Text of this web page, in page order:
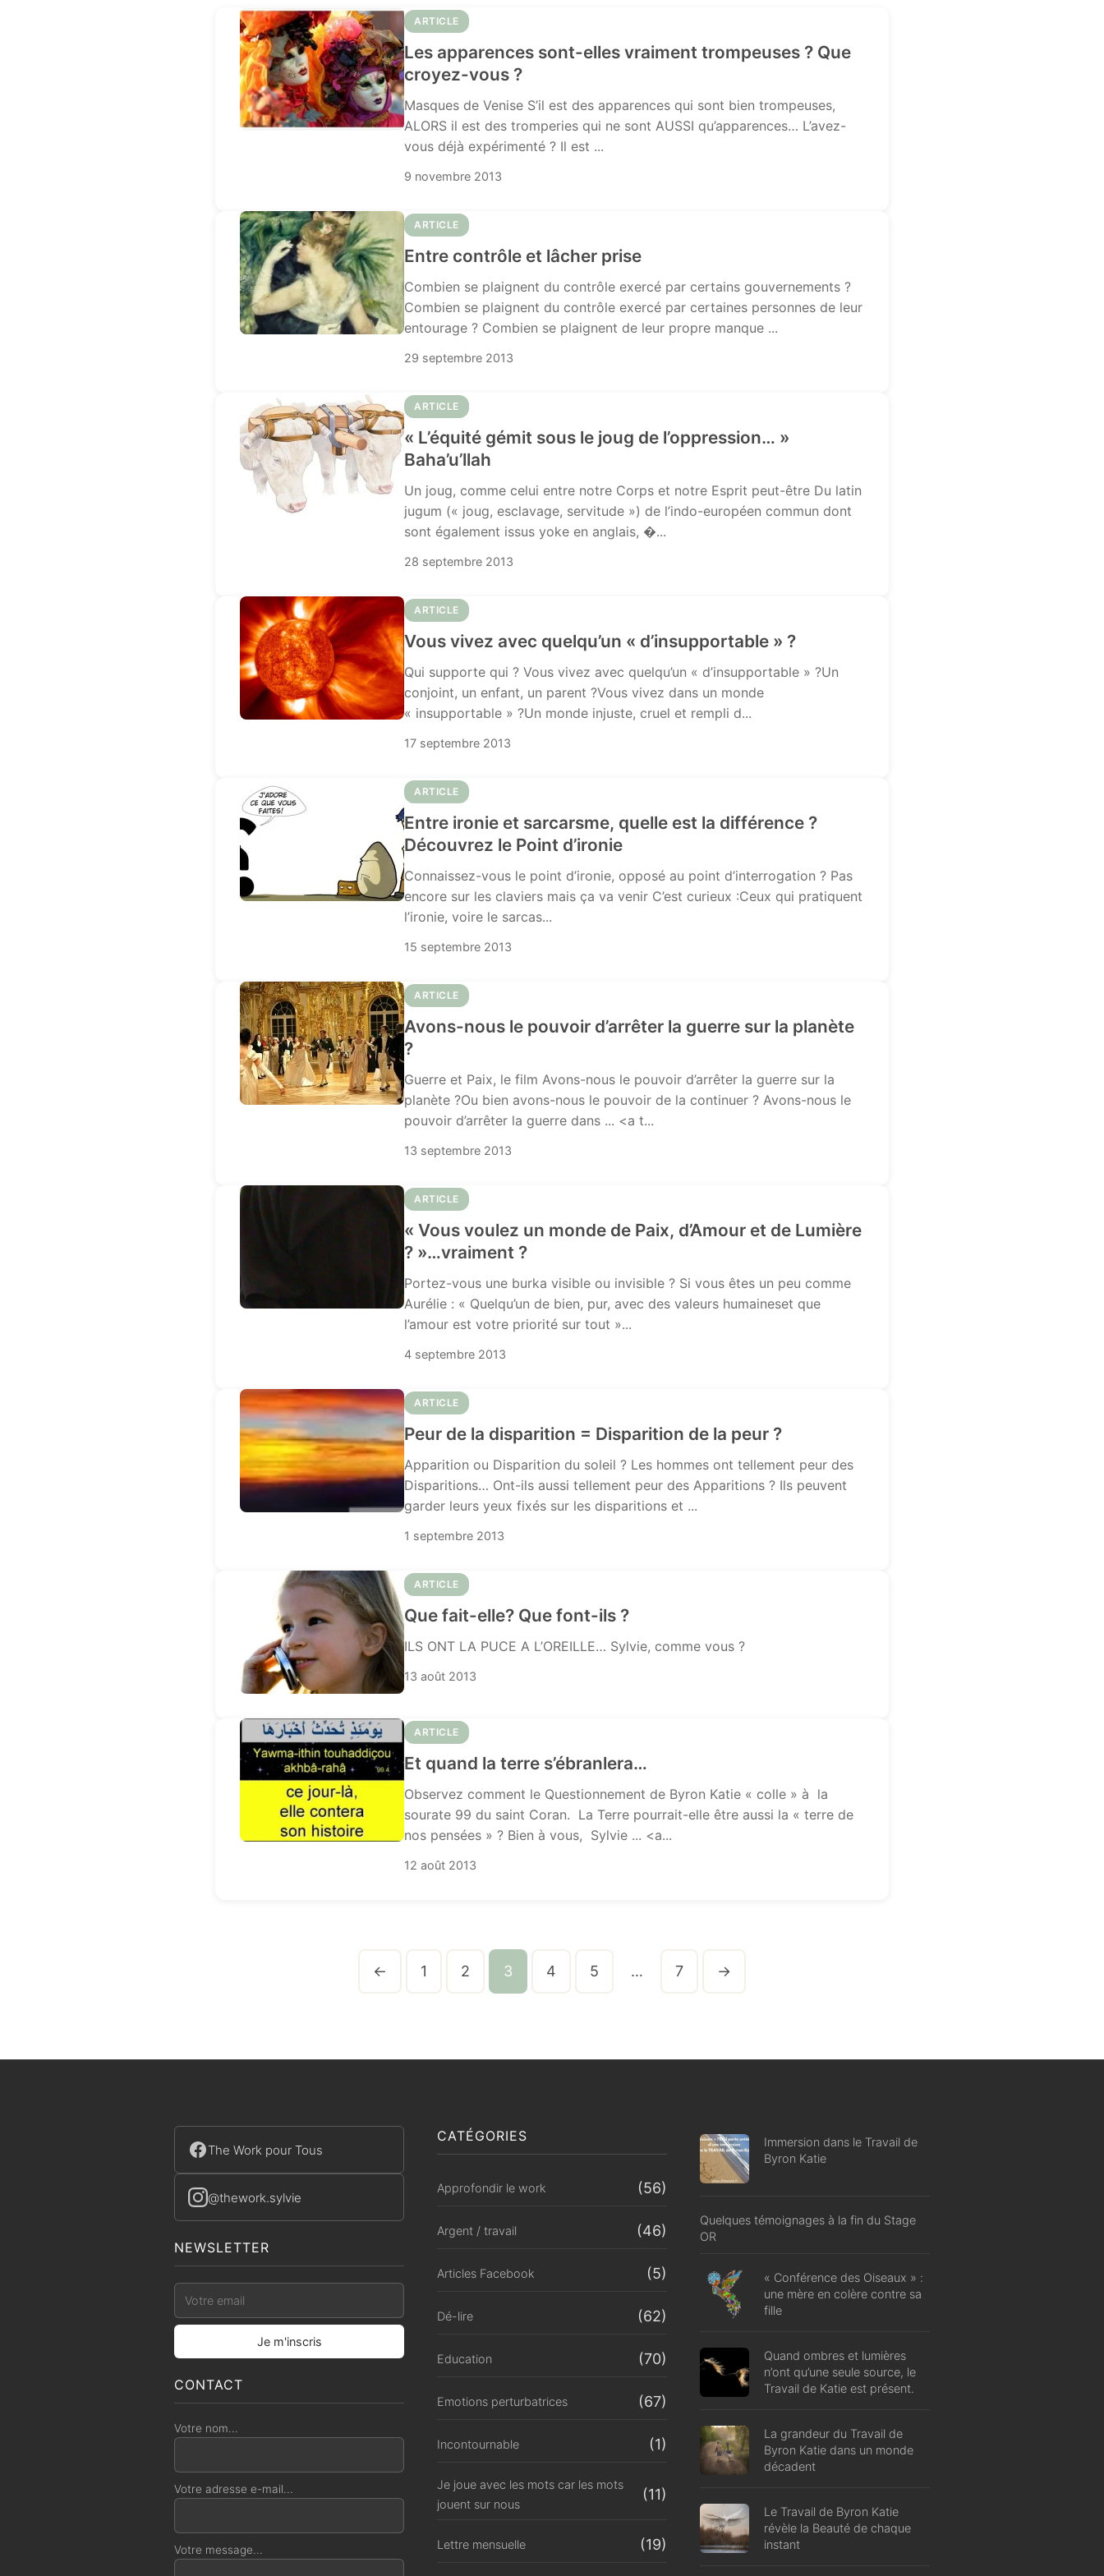
ARTICLE
Les apparences sont-elles vraiment trompeuses ? Que
croyez-vous ?
Masques de Venise S’il est des apparences qui sont bien trompeuses,
ALORS il est des tromperies qui ne sont AUSSI qu’apparences… L’avez-
vous déjà expérimenté ? Il est ...
9 novembre 2013
ARTICLE
Entre contrôle et lâcher prise
Combien se plaignent du contrôle exercé par certains gouvernements ?
Combien se plaignent du contrôle exercé par certaines personnes de leur
entourage ? Combien se plaignent de leur propre manque ...
29 septembre 2013
ARTICLE
« L’équité gémit sous le joug de l’oppression… »
Baha’u’llah
Un joug, comme celui entre notre Corps et notre Esprit peut-être Du latin
jugum (« joug, esclavage, servitude ») de l’indo-européen commun dont
sont également issus yoke en anglais, �...
28 septembre 2013
ARTICLE
Vous vivez avec quelqu’un « d’insupportable » ?
Qui supporte qui ? Vous vivez avec quelqu’un « d’insupportable » ?Un
conjoint, un enfant, un parent ?Vous vivez dans un monde
« insupportable » ?Un monde injuste, cruel et rempli d...
17 septembre 2013
ARTICLE
Entre ironie et sarcarsme, quelle est la différence ?
Découvrez le Point d’ironie
Connaissez-vous le point d’ironie, opposé au point d’interrogation ? Pas
encore sur les claviers mais ça va venir C’est curieux :Ceux qui pratiquent
l’ironie, voire le sarcas...
15 septembre 2013
ARTICLE
Avons-nous le pouvoir d’arrêter la guerre sur la planète
?
Guerre et Paix, le film Avons-nous le pouvoir d’arrêter la guerre sur la
planète ?Ou bien avons-nous le pouvoir de la continuer ? Avons-nous le
pouvoir d’arrêter la guerre dans ... <a t...
13 septembre 2013
ARTICLE
« Vous voulez un monde de Paix, d’Amour et de Lumière
? »…vraiment ?
Portez-vous une burka visible ou invisible ? Si vous êtes un peu comme
Aurélie : « Quelqu’un de bien, pur, avec des valeurs humaineset que
l’amour est votre priorité sur tout »...
4 septembre 2013
ARTICLE
Peur de la disparition = Disparition de la peur ?
Apparition ou Disparition du soleil ? Les hommes ont tellement peur des
Disparitions… Ont-ils aussi tellement peur des Apparitions ? Ils peuvent
garder leurs yeux fixés sur les disparitions et ...
1 septembre 2013
ARTICLE
Que fait-elle? Que font-ils ?
ILS ONT LA PUCE A L’OREILLE… Sylvie, comme vous ?
13 août 2013
ARTICLE
Et quand la terre s’ébranlera…
Observez comment le Questionnement de Byron Katie « colle » à la
sourate 99 du saint Coran. La Terre pourrait-elle être aussi la « terre de
nos pensées » ? Bien à vous, Sylvie ... <a...
12 août 2013
← 1 2 3 4 5 … 7 →
The Work pour Tous
@thework.sylvie
NEWSLETTER
CONTACT
Votre nom...
Votre adresse e-mail...
Votre message...
CATÉGORIES
Approfondir le work (56)
Argent / travail (46)
Articles Facebook (5)
Dé-lire (62)
Education (70)
Emotions perturbatrices (67)
Incontournable (1)
Je joue avec les mots car les mots
jouent sur nous
(11)
Lettre mensuelle (19)
Immersion dans le Travail de
Byron Katie
Quelques témoignages à la fin du Stage
OR
« Conférence des Oiseaux » :
une mère en colère contre sa
fille
Quand ombres et lumières
n’ont qu’une seule source, le
Travail de Katie est présent.
La grandeur du Travail de
Byron Katie dans un monde
décadent
Le Travail de Byron Katie
révèle la Beauté de chaque
instant